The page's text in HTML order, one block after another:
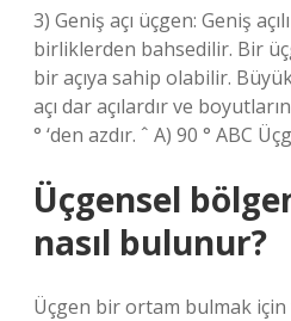
3) Geniş açı üçgen: Geniş
birliklerden bahsedilir. Bir
bir açıya sahip olabilir.
açı dar açılardır ve
° ‘den azdır. ˆ A) 90 ° ABC
Üçgensel
nasıl bulunur?
Üçgen bir ortam bulmak